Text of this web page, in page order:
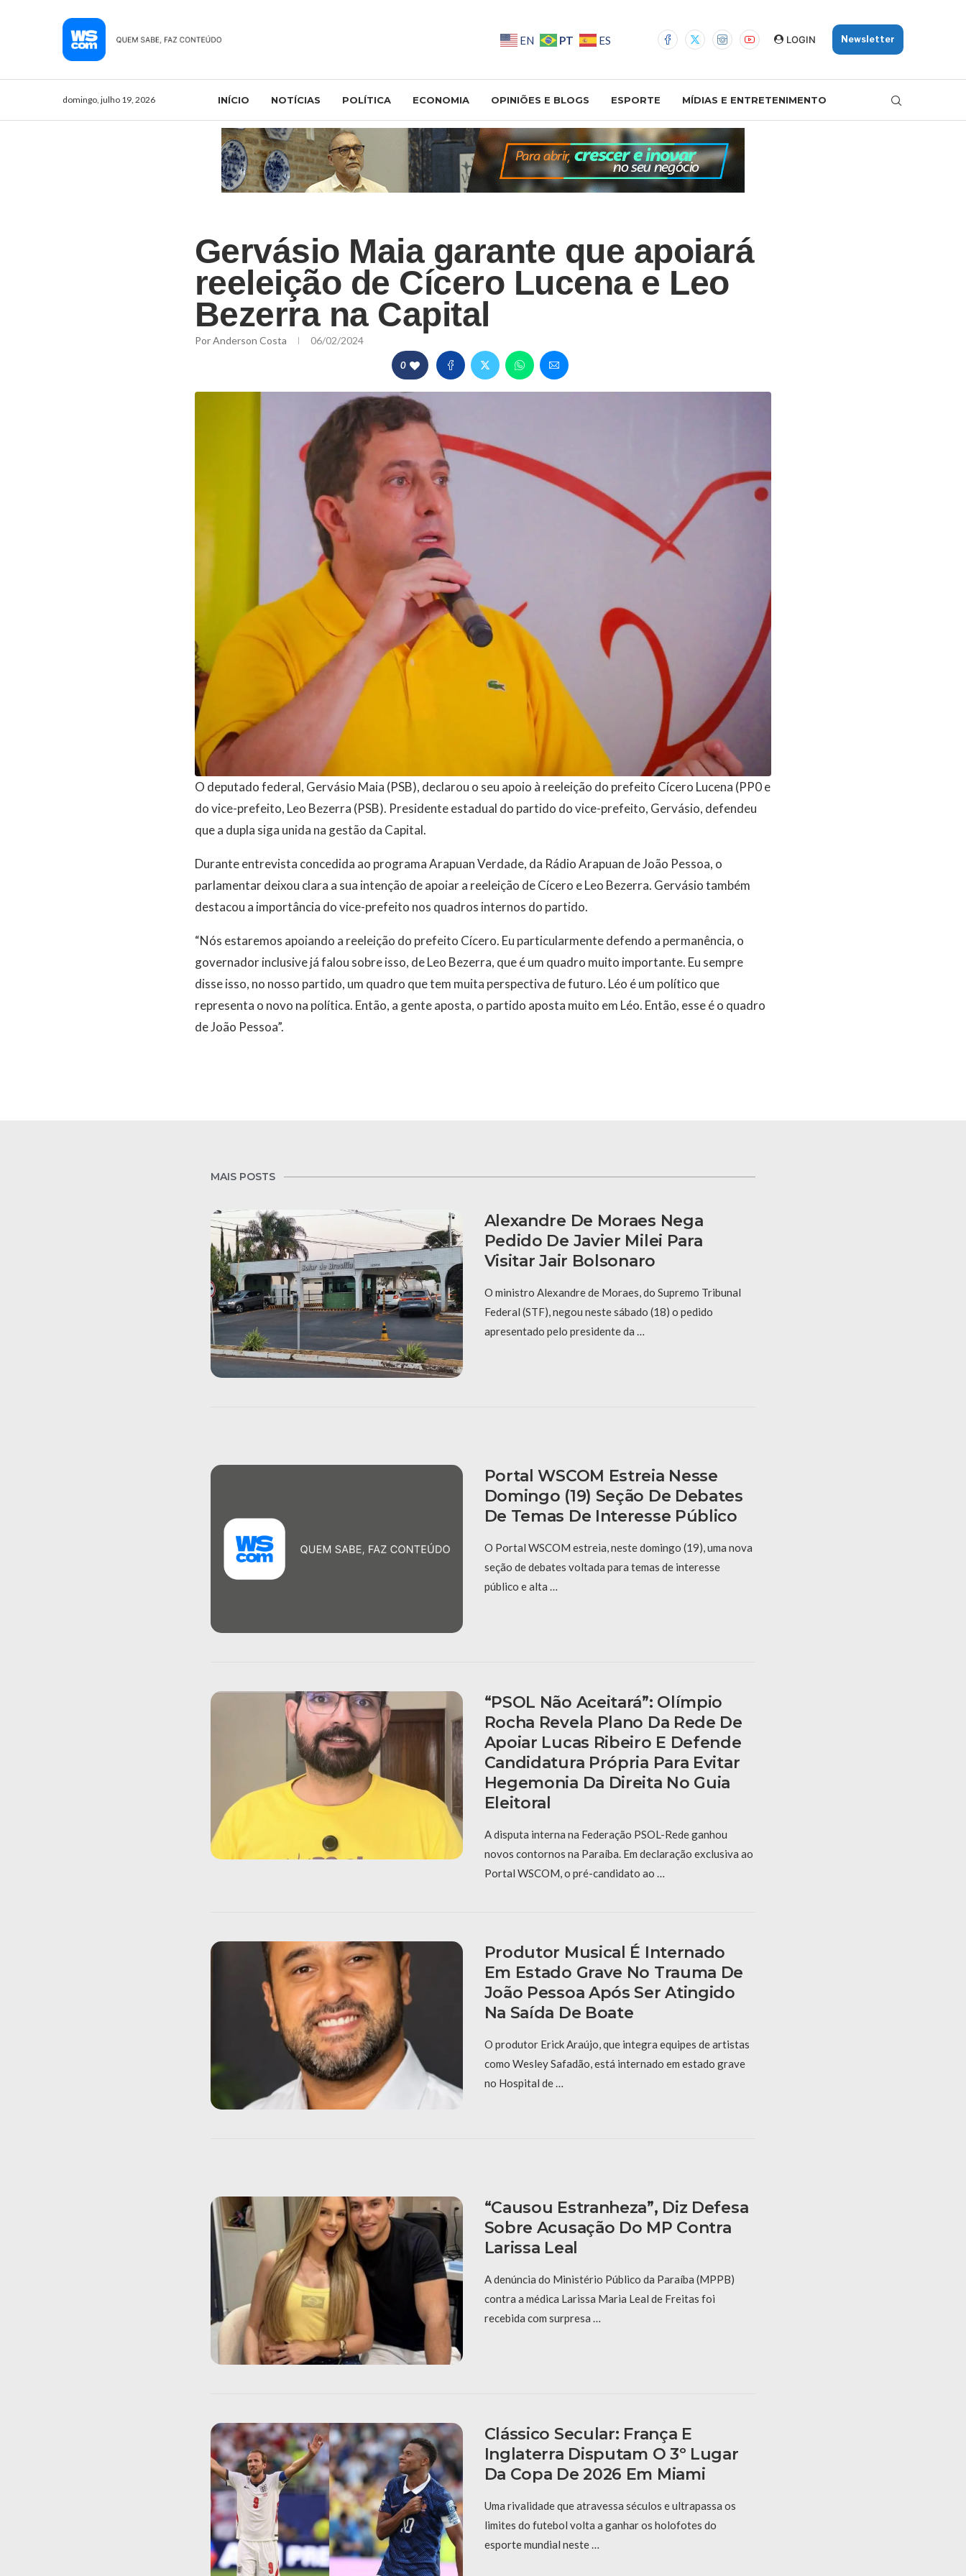
EN PT ES LOGIN Newsletter
domingo, julho 19, 2026 INÍCIO NOTÍCIAS POLÍTICA ECONOMIA OPINIÕES E BLOGS ESPORTE MÍDIAS E ENTRETENIMENTO
Gervásio Maia garante que apoiará
reeleição de Cícero Lucena e Leo
Bezerra na Capital
PorAnderson Costa 06/02/2024
0
O deputado federal, Gervásio Maia (PSB), declarou o seu apoio à reeleição do prefeito Cícero Lucena (PP0 e
do vice-prefeito, Leo Bezerra (PSB). Presidente estadual do partido do vice-prefeito, Gervásio, defendeu
que a dupla siga unida na gestão da Capital.
Durante entrevista concedida ao programa Arapuan Verdade, da Rádio Arapuan de João Pessoa, o
parlamentar deixou clara a sua intenção de apoiar a reeleição de Cícero e Leo Bezerra. Gervásio também
destacou a importância do vice-prefeito nos quadros internos do partido.
“Nós estaremos apoiando a reeleição do prefeito Cícero. Eu particularmente defendo a permanência, o
governador inclusive já falou sobre isso, de Leo Bezerra, que é um quadro muito importante. Eu sempre
disse isso, no nosso partido, um quadro que tem muita perspectiva de futuro. Léo é um político que
representa o novo na política. Então, a gente aposta, o partido aposta muito em Léo. Então, esse é o quadro
de João Pessoa”.
MAIS POSTS
Alexandre De Moraes Nega
Pedido De Javier Milei Para
Visitar Jair Bolsonaro
O ministro Alexandre de Moraes, do Supremo Tribunal
Federal (STF), negou neste sábado (18) o pedido
apresentado pelo presidente da …
Portal WSCOM Estreia Nesse
Domingo (19) Seção De Debates
De Temas De Interesse Público
O Portal WSCOM estreia, neste domingo (19), uma nova
seção de debates voltada para temas de interesse
público e alta …
“PSOL Não Aceitará”: Olímpio
Rocha Revela Plano Da Rede De
Apoiar Lucas Ribeiro E Defende
Candidatura Própria Para Evitar
Hegemonia Da Direita No Guia
Eleitoral
A disputa interna na Federação PSOL-Rede ganhou
novos contornos na Paraíba. Em declaração exclusiva ao
Portal WSCOM, o pré-candidato ao …
Produtor Musical É Internado
Em Estado Grave No Trauma De
João Pessoa Após Ser Atingido
Na Saída De Boate
O produtor Erick Araújo, que integra equipes de artistas
como Wesley Safadão, está internado em estado grave
no Hospital de …
“Causou Estranheza”, Diz Defesa
Sobre Acusação Do MP Contra
Larissa Leal
A denúncia do Ministério Público da Paraíba (MPPB)
contra a médica Larissa Maria Leal de Freitas foi
recebida com surpresa …
Clássico Secular: França E
Inglaterra Disputam O 3º Lugar
Da Copa De 2026 Em Miami
Uma rivalidade que atravessa séculos e ultrapassa os
limites do futebol volta a ganhar os holofotes do
esporte mundial neste …